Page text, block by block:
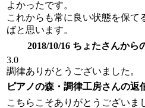
よかったです。
これからも常に良い状態を保て
ばと思います。
2018/10/16 ちょたさんから
3.0
調律ありがとうございました。
ピアノの森・調律工房さんの返
こちらこそありがとうございま